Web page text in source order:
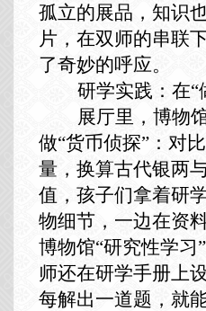
孤立的展品，知识
片，在双师的串联
了奇妙的呼应。
研学实践：在“
展厅里，博物
做“货币侦探”：对
量，换算古代银两
值，孩子们拿着研
物细节，一边在资
博物馆“研究性学习
师还在研学手册上
每解出一道题，就